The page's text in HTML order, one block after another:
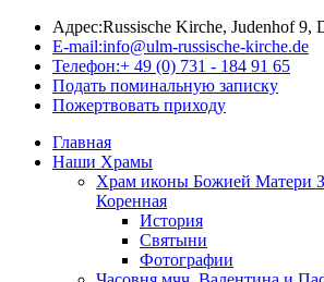
Адрес:Russische Kirche, Judenhof 9,
E-mail:info@ulm-russische-kirche.de
Телефон:+ 49 (0) 731 - 184 91 65
Подать поминальную записку
Пожертвовать приходу
Главная
Наши Храмы
Храм иконы Божией Матери
Коренная
История
Святыни
Фотографии